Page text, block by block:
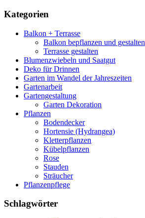
Kategorien
Balkon + Terrasse
Balkon bepflanzen und gestalten
Terrasse gestalten
Blumenzwiebeln und Saatgut
Deko für Drinnen
Garten im Wandel der Jahreszeiten
Gartenarbeit
Gartengestaltung
Garten Dekoration
Pflanzen
Bodendecker
Hortensie (Hydrangea)
Kletterpflanzen
Kübelpflanzen
Rose
Stauden
Sträucher
Pflanzenpflege
Schlagwörter